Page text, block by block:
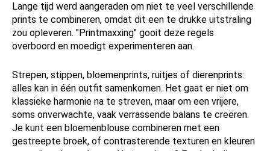
Lange tijd werd aangeraden om niet te veel verschillende
prints te combineren, omdat dit een te drukke uitstraling
zou opleveren. "Printmaxxing" gooit deze regels
overboord en moedigt experimenteren aan.
Strepen, stippen, bloemenprints, ruitjes of dierenprints:
alles kan in één outfit samenkomen. Het gaat er niet om
klassieke harmonie na te streven, maar om een vrijere,
soms onverwachte, vaak verrassende balans te creëren.
Je kunt een bloemenblouse combineren met een
gestreepte broek, of contrasterende texturen en kleuren